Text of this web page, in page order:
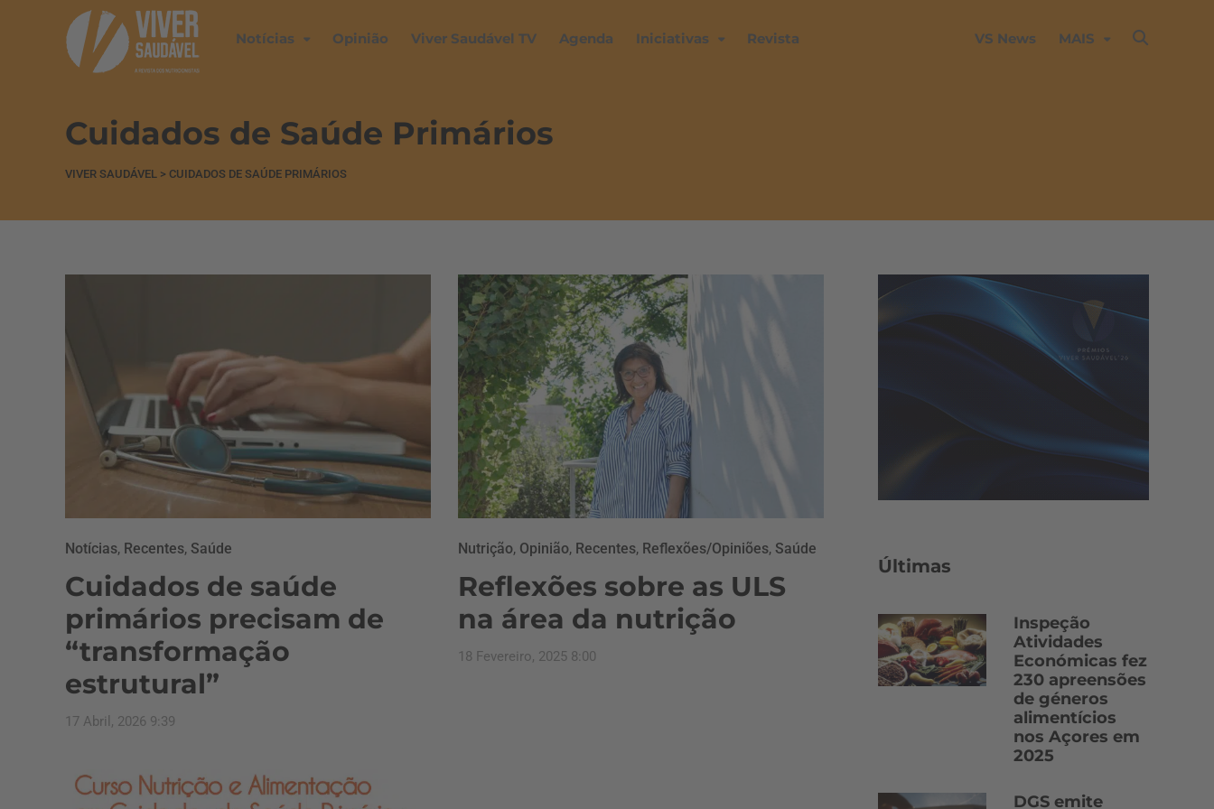
Notícias Opinião Viver Saudável TV Agenda Iniciativas Revista VS News MAIS
Cuidados de Saúde Primários
VIVER SAUDÁVEL > CUIDADOS DE SAÚDE PRIMÁRIOS
Notícias, Recentes, Saúde
Cuidados de saúde
primários precisam de
“transformação
estrutural”
17 Abril, 2026 9:39
Nutrição, Opinião, Recentes, Reflexões/Opiniões, Saúde
Reflexões sobre as ULS
na área da nutrição
18 Fevereiro, 2025 8:00
Últimas
Inspeção
Atividades
Económicas fez
230 apreensões
de géneros
alimentícios
nos Açores em
2025
DGS emite